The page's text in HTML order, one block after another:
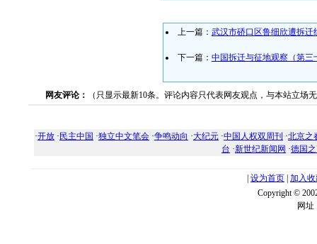
上一篇： 武汉市硚口区鲁细欣遭拆迁
下一篇： 中国拆迁与征地观察（第三
网友评论： （只显示最新10条。评论内容只代表网友观点，与本站立场
·开放 · 民主中国 ·独立中文笔会 ·争鸣动向 ·大纪元 ·中国人权双周刊 ·北京之
台 ·新世纪新闻网 ·德国
设为首页 加入
Copyright ©
网址